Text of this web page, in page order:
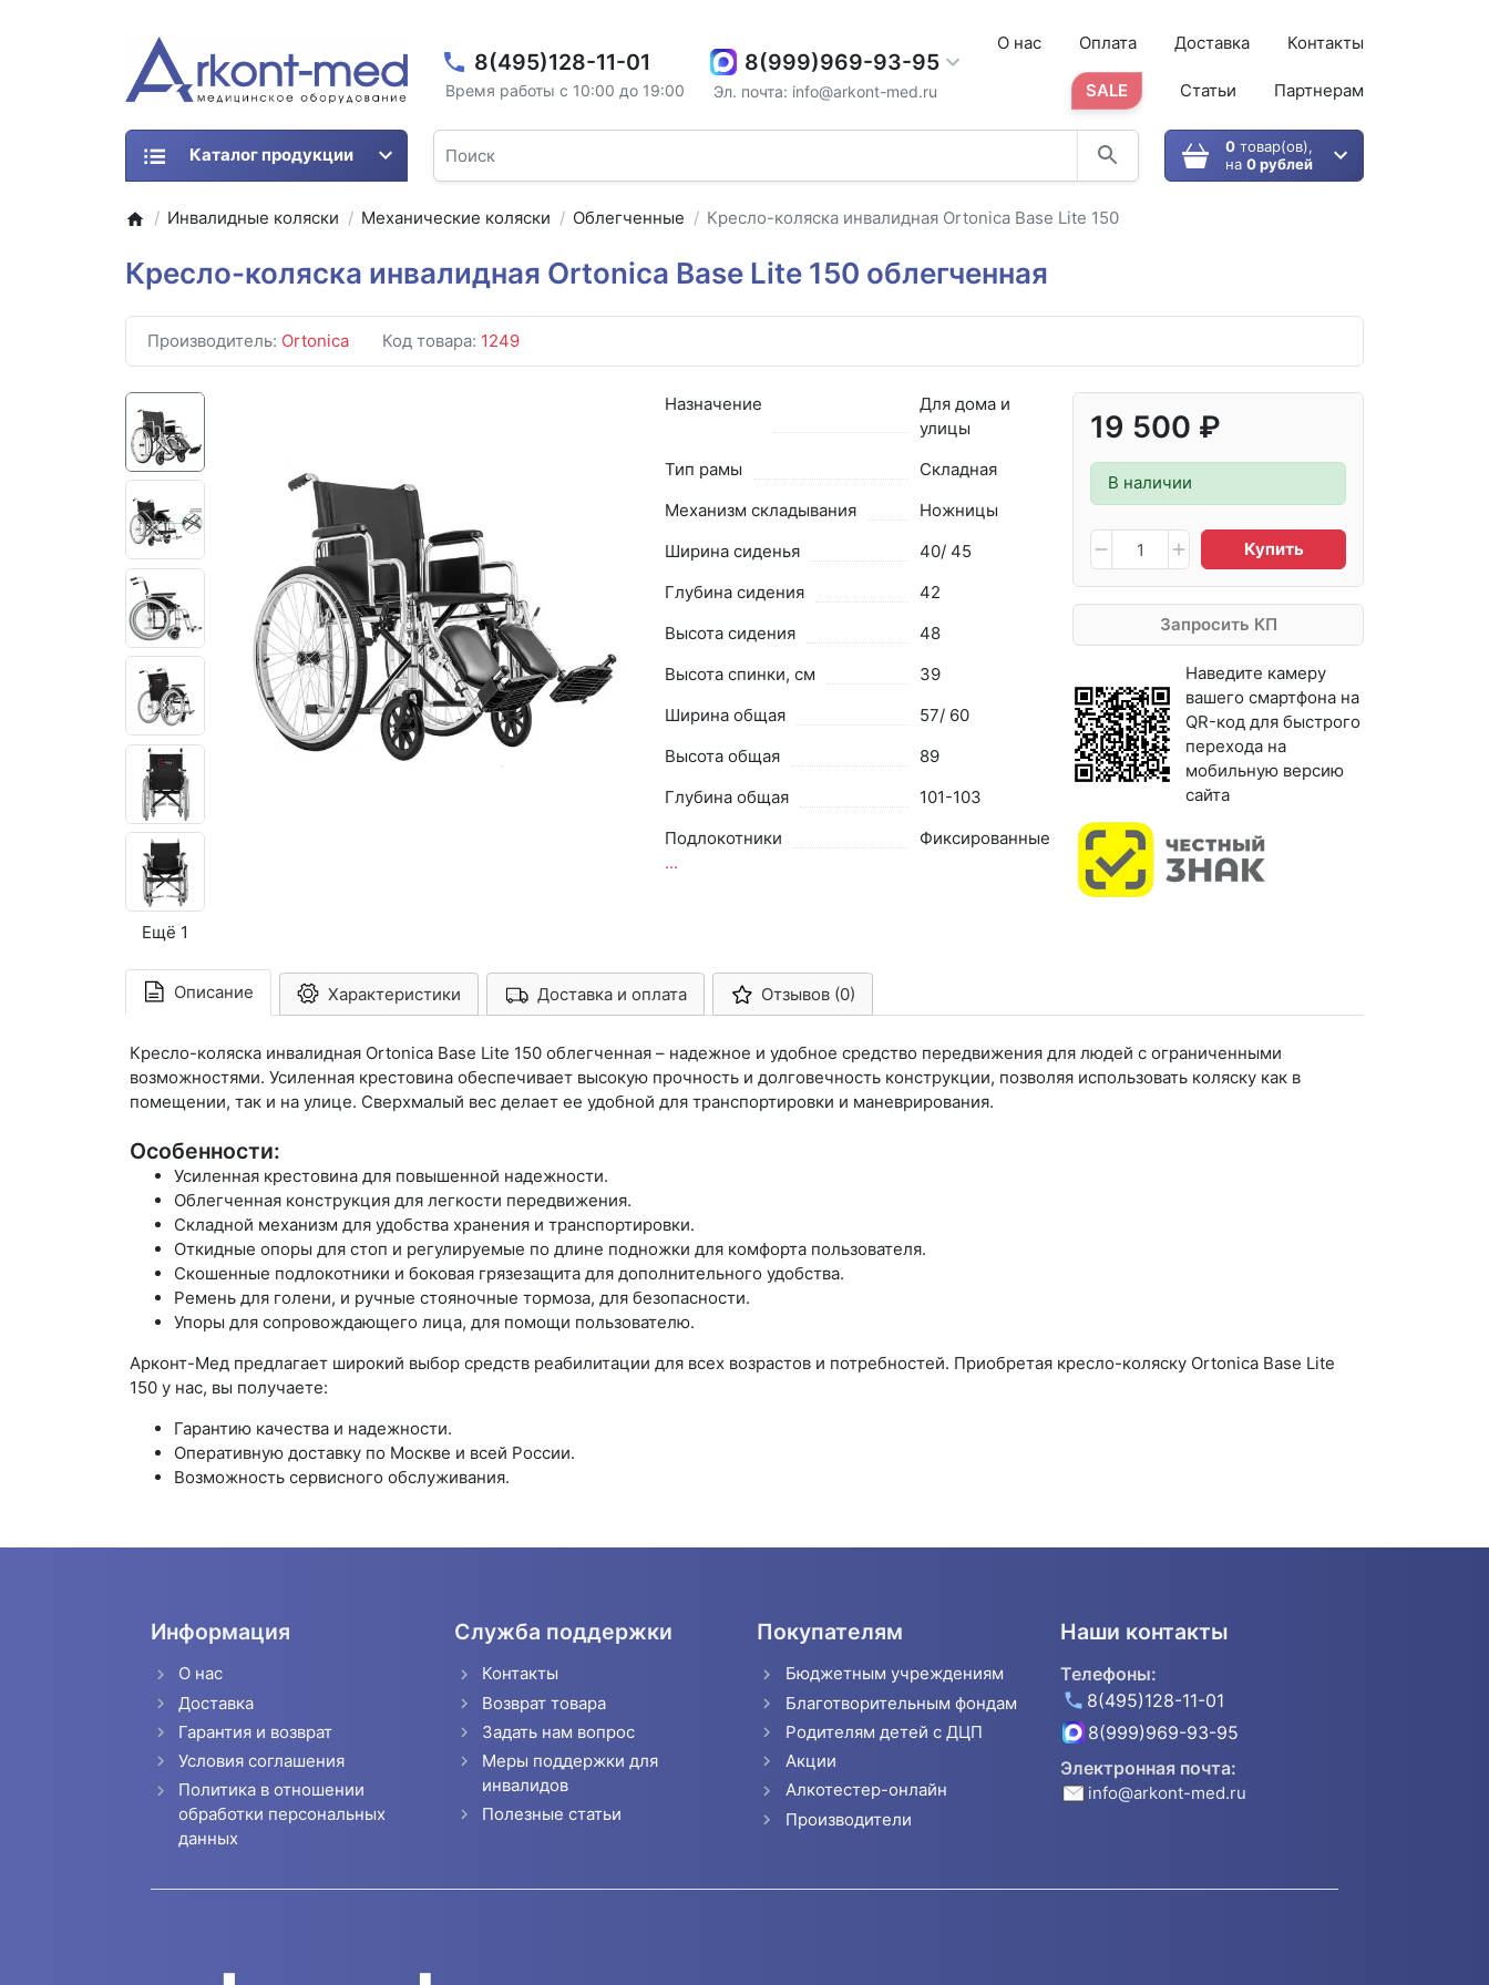
8(495)128-11-01
Время работы с 10:00 до 19:00
8(999)969-93-95
Эл. почта: info@arkont-med.ru
О нас Оплата Доставка Контакты
SALE Статьи Партнерам
0товар(ов),
на 0 рублей
Каталог продукции
Инвалидные коляски Механические коляски Облегченные Кресло-коляска инвалидная Ortonica Base Lite 150
Кресло-коляска инвалидная Ortonica Base Lite 150 облегченная
Производитель: Ortonica Код товара: 1249
Ещё 1
19 500 ₽
В наличии
Купить
Запросить КП
Наведите камеру
вашего смартфона на
QR-код для быстрого
перехода на
мобильную версию
сайта
Назначение
Для дома и
улицы
Тип рамы
Складная
Механизм складывания
Ножницы
Ширина сиденья
40/ 45
Глубина сидения
42
Высота сидения
48
Высота спинки, см
39
Ширина общая
57/ 60
Высота общая
89
Глубина общая
101-103
Подлокотники
Фиксированные
...
Описание Характеристики Арконт-Мед Доставка и оплата Отзывов (0)
Кресло-коляска инвалидная Ortonica Base Lite 150 облегченная – надежное и удобное средство передвижения для людей с ограниченными
возможностями. Усиленная крестовина обеспечивает высокую прочность и долговечность конструкции, позволяя использовать коляску как в
помещении, так и на улице. Сверхмалый вес делает ее удобной для транспортировки и маневрирования.
Особенности:
Усиленная крестовина для повышенной надежности.
Облегченная конструкция для легкости передвижения.
Складной механизм для удобства хранения и транспортировки.
Откидные опоры для стоп и регулируемые по длине подножки для комфорта пользователя.
Скошенные подлокотники и боковая грязезащита для дополнительного удобства.
Ремень для голени, и ручные стояночные тормоза, для безопасности.
Упоры для сопровождающего лица, для помощи пользователю.
Арконт-Мед предлагает широкий выбор средств реабилитации для всех возрастов и потребностей. Приобретая кресло-коляску Ortonica Base Lite
150 у нас, вы получаете:
Гарантию качества и надежности.
Оперативную доставку по Москве и всей России.
Возможность сервисного обслуживания.
Информация
О нас
Доставка
Гарантия и возврат
Условия соглашения
Политика в отношении
обработки персональных
данных
Служба поддержки
Контакты
Возврат товара
Задать нам вопрос
Меры поддержки для
инвалидов
Полезные статьи
Покупателям
Бюджетным учреждениям
Благотворительным фондам
Родителям детей с ДЦП
Акции
Алкотестер-онлайн
Производители
Наши контакты
Телефоны:
8(495)128-11-01
8(999)969-93-95
Электронная почта:
info@arkont-med.ru